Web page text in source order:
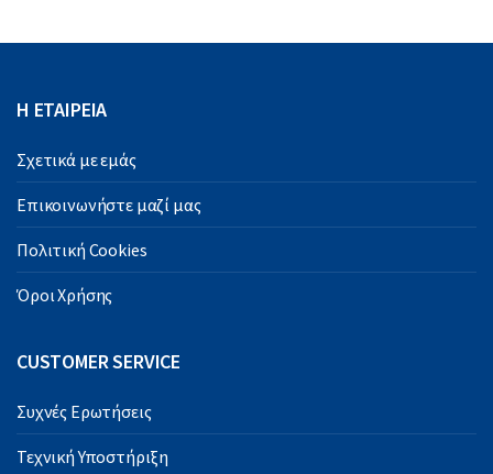
Η ΕΤΑΙΡΕΙΑ
Σχετικά με εμάς
Επικοινωνήστε μαζί μας
Πολιτική Cookies
Όροι Χρήσης
CUSTOMER SERVICE
Συχνές Ερωτήσεις
Τεχνική Υποστήριξη